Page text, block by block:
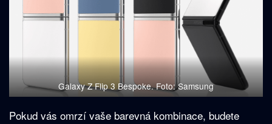
Galaxy Z Flip 3 Bespoke. Foto: Samsung
Pokud vás omrzí vaše barevná kombinace, budete